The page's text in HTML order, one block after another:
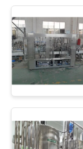
VERZOEK
OM
EEN
CITAAT
SITEMAP